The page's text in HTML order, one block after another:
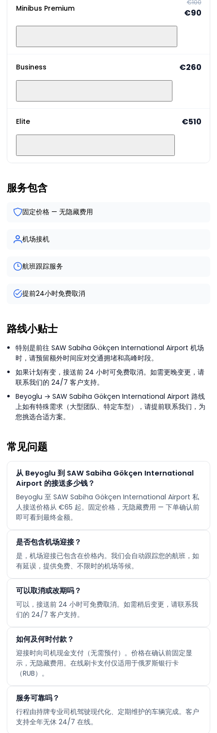
Minibus Premium
€100
€90
Business €260
Elite €510
服务包含
固定价格 — 无隐藏费用
机场接机
航班跟踪服务
提前24小时免费取消
路线小贴士
特别是前往 SAW Sabiha Gökçen International Airport 机场
时，请预留额外时间应对交通拥堵和高峰时段。
如果计划有变，接送前 24 小时可免费取消。如需更晚变更，请
联系我们的 24/7 客户支持。
Beyoglu → SAW Sabiha Gökçen International Airport 路线
上如有特殊需求（大型团队、特定车型），请提前联系我们，为
您挑选合适方案。
常见问题
从 Beyoglu 到 SAW Sabiha Gökçen International
Airport 的接送多少钱？
Beyoglu 至 SAW Sabiha Gökçen International Airport 私
人接送价格从 €65 起。固定价格，无隐藏费用 — 下单确认前
即可看到最终金额。
是否包含机场迎接？
是，机场迎接已包含在价格内。我们会自动跟踪您的航班，如
有延误，提供免费、不限时的机场等候。
可以取消或改期吗？
可以，接送前 24 小时可免费取消。如需稍后变更，请联系我
们的 24/7 客户支持。
如何及何时付款？
迎接时向司机现金支付（无需预付）。价格在确认前固定显
示，无隐藏费用。在线刷卡支付仅适用于俄罗斯银行卡
（RUB）。
服务可靠吗？
行程由持牌专业司机驾驶现代化、定期维护的车辆完成。客户
支持全年无休 24/7 在线。